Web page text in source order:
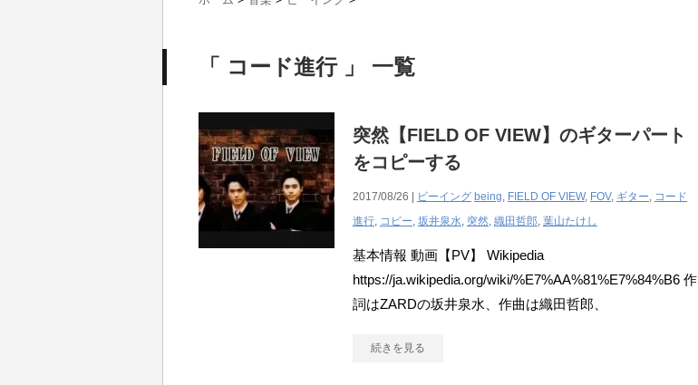
「 コード進行 」 一覧
突然【FIELD OF VIEW】のギターパート
をコピーする
2017/08/26 | ビーイング being, FIELD OF VIEW, FOV, ギター, コード
進行, コピー, 坂井泉水, 突然, 織田哲郎, 葉山たけし
基本情報 動画【PV】 Wikipedia
https://ja.wikipedia.org/wiki/%E7%AA%81%E7%84%B6 作
詞はZARDの坂井泉水、作曲は織田哲郎、
続きを見る